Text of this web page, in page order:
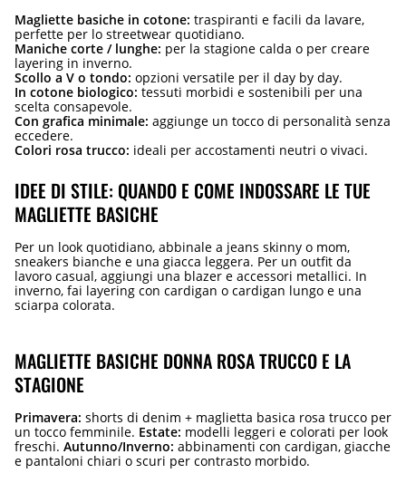
Magliette basiche in cotone: traspiranti e facili da lavare,
perfette per lo streetwear quotidiano.
Maniche corte / lunghe: per la stagione calda o per creare
layering in inverno.
Scollo a V o tondo: opzioni versatile per il day by day.
In cotone biologico: tessuti morbidi e sostenibili per una
scelta consapevole.
Con grafica minimale: aggiunge un tocco di personalità senza
eccedere.
Colori rosa trucco: ideali per accostamenti neutri o vivaci.
IDEE DI STILE: QUANDO E COME INDOSSARE LE TUE
MAGLIETTE BASICHE
Per un look quotidiano, abbinale a jeans skinny o mom,
sneakers bianche e una giacca leggera. Per un outfit da
lavoro casual, aggiungi una blazer e accessori metallici. In
inverno, fai layering con cardigan o cardigan lungo e una
sciarpa colorata.
MAGLIETTE BASICHE DONNA ROSA TRUCCO E LA
STAGIONE
Primavera: shorts di denim + maglietta basica rosa trucco per
un tocco femminile. Estate: modelli leggeri e colorati per look
freschi. Autunno/Inverno: abbinamenti con cardigan, giacche
e pantaloni chiari o scuri per contrasto morbido.